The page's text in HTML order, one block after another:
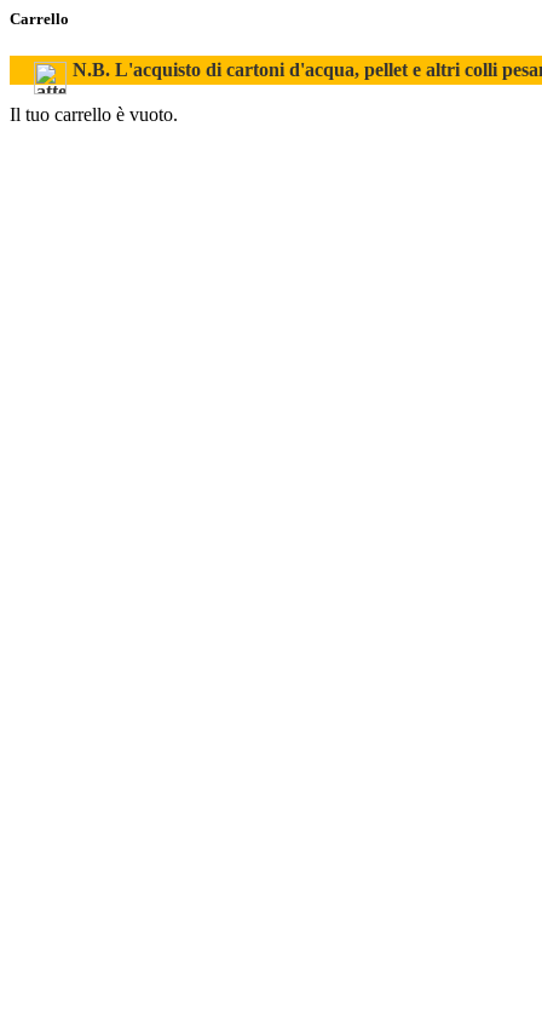
Carrello
N.B. L'acquisto di cartoni d'acqua, pellet e altri colli
Il tuo carrello è vuoto.